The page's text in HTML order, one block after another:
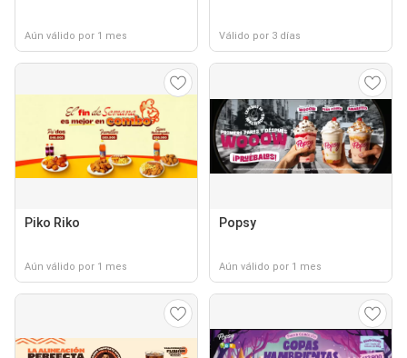
Aún válido por 1 mes Válido por 3 días
Piko Riko
Aún válido por 1 mes
Popsy
Aún válido por 1 mes